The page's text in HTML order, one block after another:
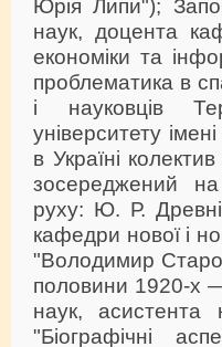
Юрія Липи");
наук, доцента
економіки та
проблематика в
і науковців
університету
в Україні
зосереджений на
руху: Ю. Р.
кафедри нової і
"Володимир
половини 1920-х
наук, асистента
"Біографічні